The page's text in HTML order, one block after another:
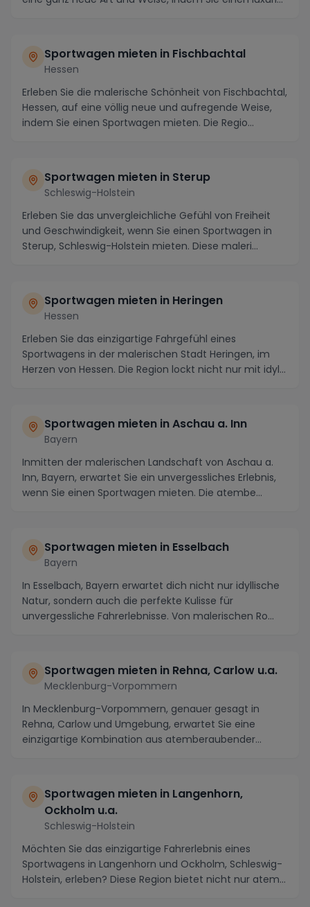
Sportwagen mieten in Fischbachtal
Hessen
Erleben Sie die malerische Schönheit von Fischbachtal,
Hessen, auf eine völlig neue und aufregende Weise,
indem Sie einen Sportwagen mieten. Die Regio...
Sportwagen mieten in Sterup
Schleswig-Holstein
Erleben Sie das unvergleichliche Gefühl von Freiheit
und Geschwindigkeit, wenn Sie einen Sportwagen in
Sterup, Schleswig-Holstein mieten. Diese maleri...
Sportwagen mieten in Heringen
Hessen
Erleben Sie das einzigartige Fahrgefühl eines
Sportwagens in der malerischen Stadt Heringen, im
Herzen von Hessen. Die Region lockt nicht nur mit idyl...
Sportwagen mieten in Aschau a. Inn
Bayern
Inmitten der malerischen Landschaft von Aschau a.
Inn, Bayern, erwartet Sie ein unvergessliches Erlebnis,
wenn Sie einen Sportwagen mieten. Die atembe...
Sportwagen mieten in Esselbach
Bayern
In Esselbach, Bayern erwartet dich nicht nur idyllische
Natur, sondern auch die perfekte Kulisse für
unvergessliche Fahrerlebnisse. Von malerischen Ro...
Sportwagen mieten in Rehna, Carlow u.a.
Mecklenburg-Vorpommern
In Mecklenburg-Vorpommern, genauer gesagt in
Rehna, Carlow und Umgebung, erwartet Sie eine
einzigartige Kombination aus atemberaubender
Sportwagen mieten in Langenhorn,
Ockholm u.a.
Schleswig-Holstein
Möchten Sie das einzigartige Fahrerlebnis eines
Sportwagens in Langenhorn und Ockholm, Schleswig-
Holstein, erleben? Diese Region bietet nicht nur atem...